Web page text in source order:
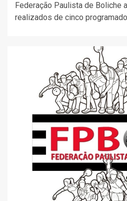
Federação Paulista de Boliche
realizados de cinco